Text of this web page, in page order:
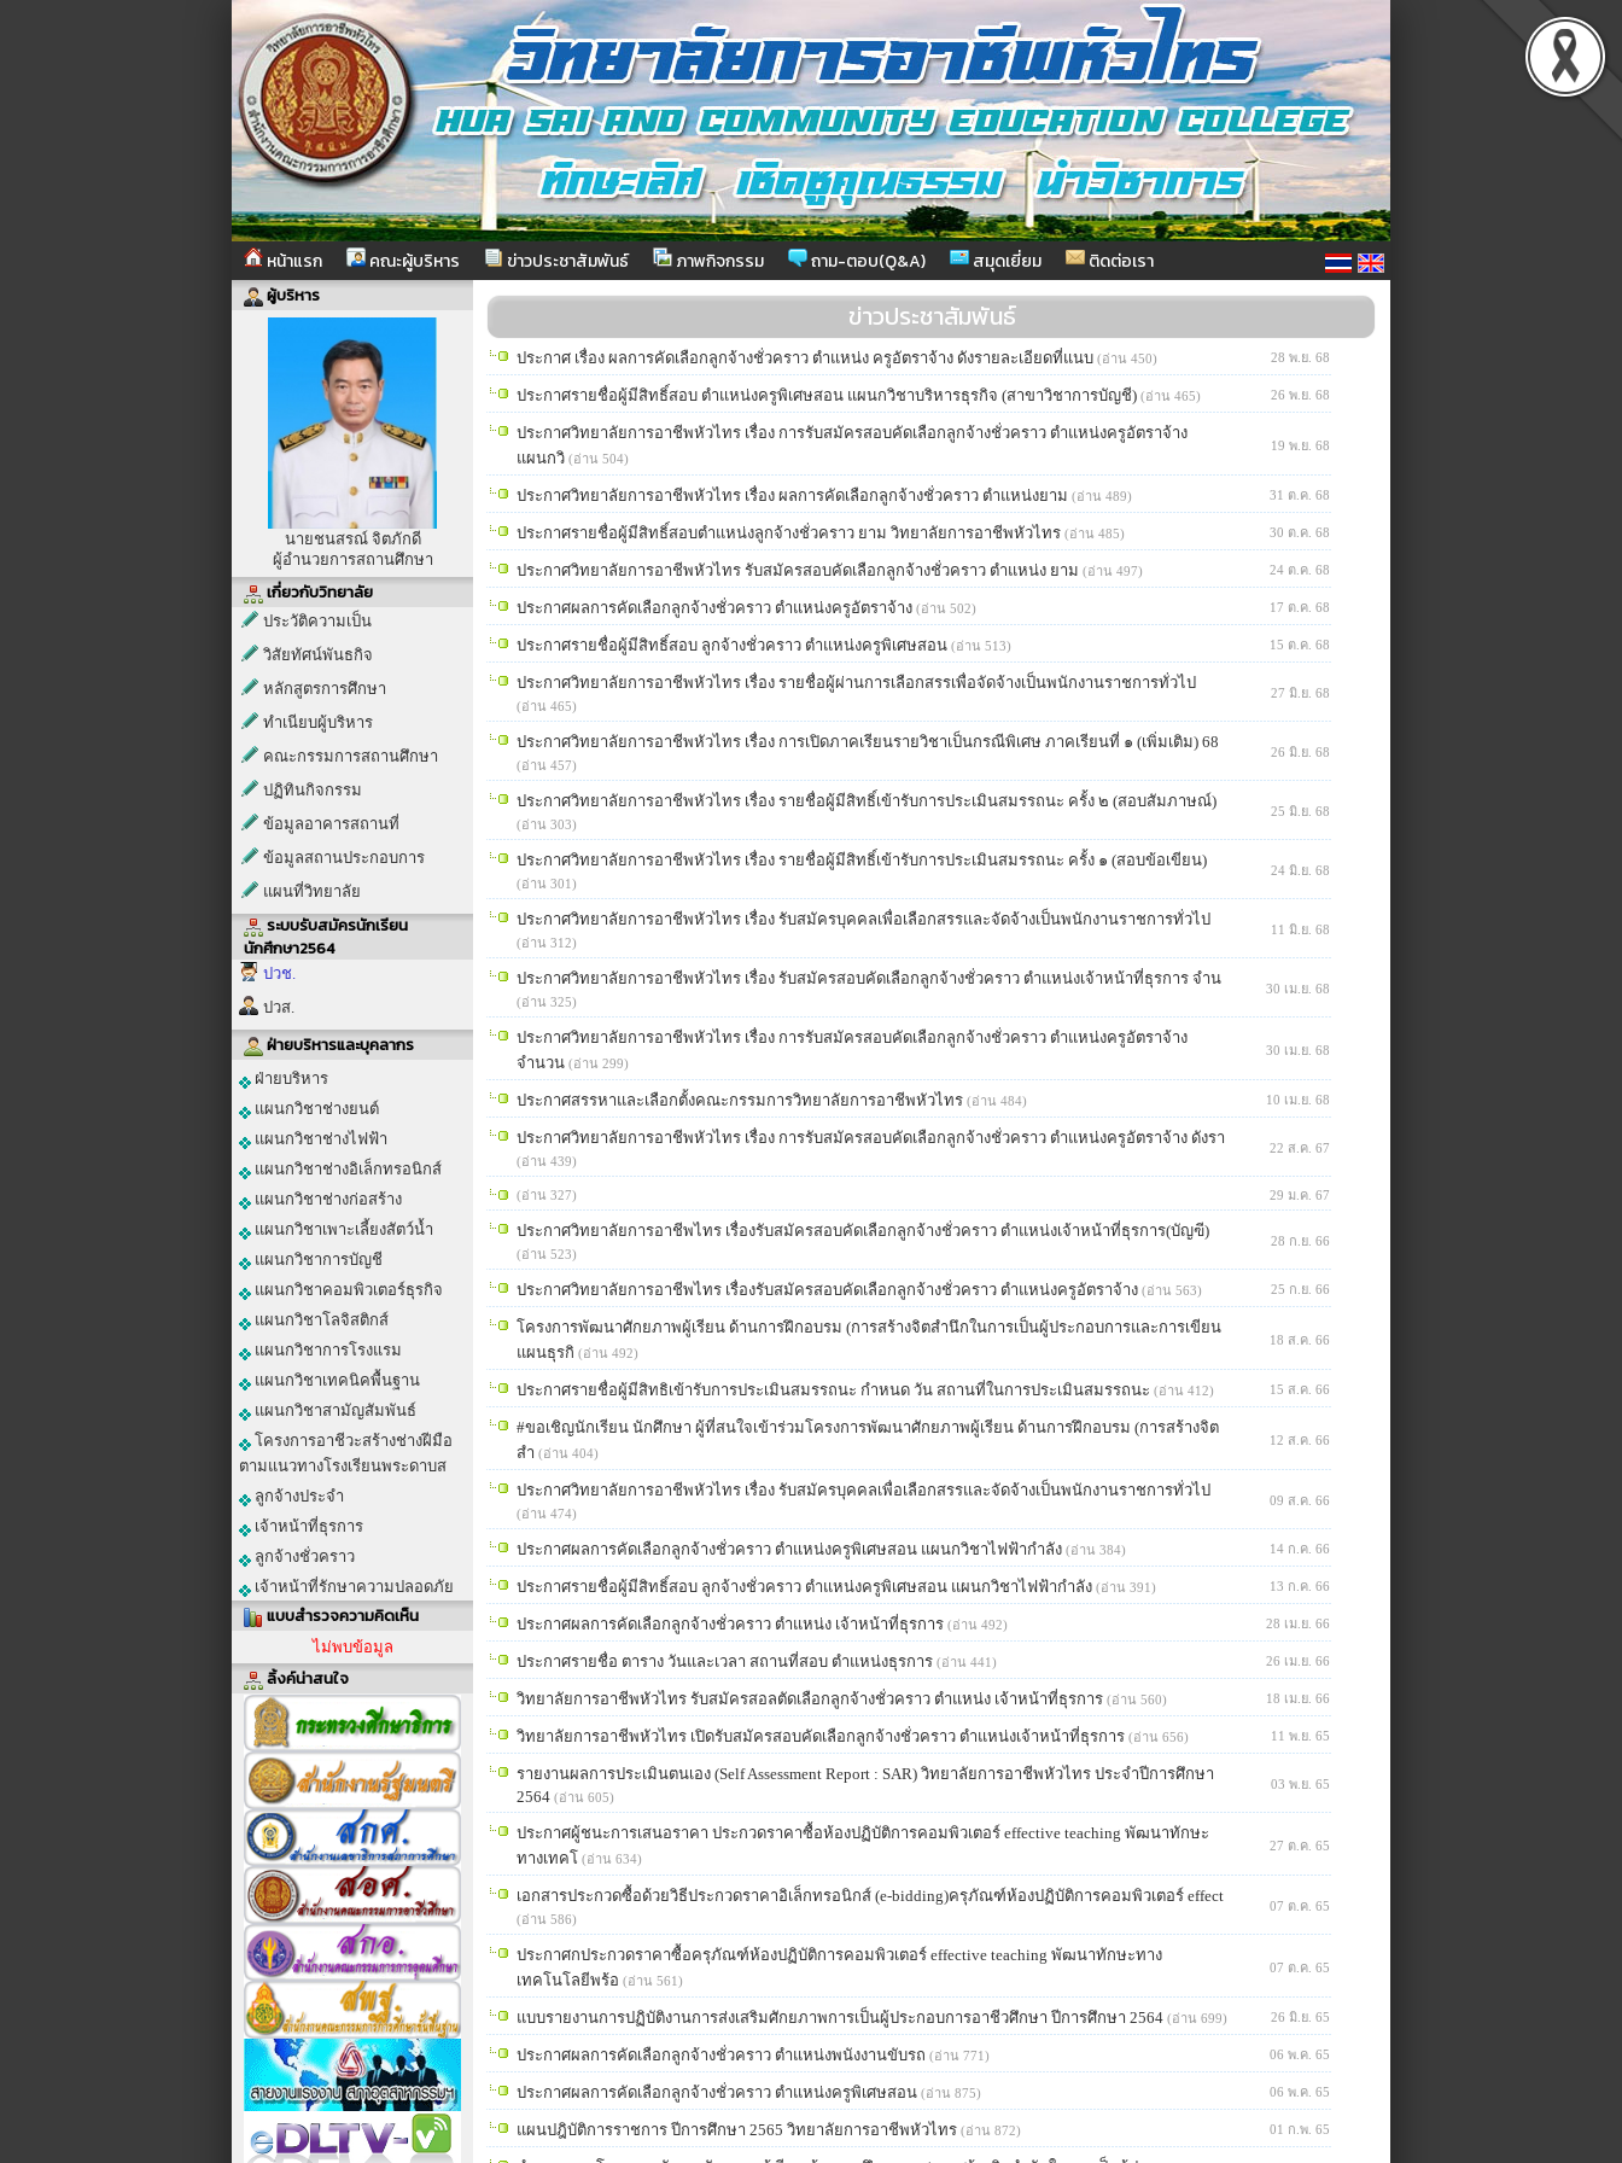
หน้าแรก คณะผู้บริหาร ข่าวประชาสัมพันธ์ ภาพกิจกรรม ถาม-ตอบ(Q&A) สมุดเยี่ยม ติดต่อเรา
ผู้บริหาร
นายชนสรณ์ จิตภักดี
ผู้อำนวยการสถานศึกษา
เกี่ยวกับวิทยาลัย
ประวัติความเป็น
วิสัยทัศน์พันธกิจ
หลักสูตรการศึกษา
ทำเนียบผู้บริหาร
คณะกรรมการสถานศึกษา
ปฏิทินกิจกรรม
ข้อมูลอาคารสถานที่
ข้อมูลสถานประกอบการ
แผนที่วิทยาลัย
ระบบรับสมัครนักเรียน
นักศึกษา2564
ปวช.
ปวส.
ฝ่ายบริหารและบุคลากร
ฝ่ายบริหาร
แผนกวิชาช่างยนต์
แผนกวิชาช่างไฟฟ้า
แผนกวิชาช่างอิเล็กทรอนิกส์
แผนกวิชาช่างก่อสร้าง
แผนกวิชาเพาะเลี้ยงสัตว์น้ำ
แผนกวิชาการบัญชี
แผนกวิชาคอมพิวเตอร์ธุรกิจ
แผนกวิชาโลจิสติกส์
แผนกวิชาการโรงแรม
แผนกวิชาเทคนิคพื้นฐาน
แผนกวิชาสามัญสัมพันธ์
โครงการอาชีวะสร้างช่างฝีมือ
ตามแนวทางโรงเรียนพระดาบส
ลูกจ้างประจำ
เจ้าหน้าที่ธุรการ
ลูกจ้างชั่วคราว
เจ้าหน้าที่รักษาความปลอดภัย
แบบสำรวจความคิดเห็น
ไม่พบข้อมูล
ลิ้งค์น่าสนใจ
ข่าวประชาสัมพันธ์
ประกาศ เรื่อง ผลการคัดเลือกลูกจ้างชั่วคราว ตำแหน่ง ครูอัตราจ้าง ดังรายละเอียดที่แนบ (อ่าน 450) 28 พ.ย. 68
ประกาศรายชื่อผู้มีสิทธิ์สอบ ตำแหน่งครูพิเศษสอน แผนกวิชาบริหารธุรกิจ (สาขาวิชาการบัญชี) (อ่าน 465) 26 พ.ย. 68
ประกาศวิทยาลัยการอาชีพหัวไทร เรื่อง การรับสมัครสอบคัดเลือกลูกจ้างชั่วคราว ตำแหน่งครูอัตราจ้าง
แผนกวิ (อ่าน 504)
19 พ.ย. 68
ประกาศวิทยาลัยการอาชีพหัวไทร เรื่อง ผลการคัดเลือกลูกจ้างชั่วคราว ตำแหน่งยาม (อ่าน 489) 31 ต.ค. 68
ประกาศรายชื่อผู้มีสิทธิ์สอบตำแหน่งลูกจ้างชั่วคราว ยาม วิทยาลัยการอาชีพหัวไทร (อ่าน 485) 30 ต.ค. 68
ประกาศวิทยาลัยการอาชีพหัวไทร รับสมัครสอบคัดเลือกลูกจ้างชั่วคราว ตำแหน่ง ยาม (อ่าน 497) 24 ต.ค. 68
ประกาศผลการคัดเลือกลูกจ้างชั่วคราว ตำแหน่งครูอัตราจ้าง (อ่าน 502) 17 ต.ค. 68
ประกาศรายชื่อผู้มีสิทธิ์สอบ ลูกจ้างชั่วคราว ตำแหน่งครูพิเศษสอน (อ่าน 513) 15 ต.ค. 68
ประกาศวิทยาลัยการอาชีพหัวไทร เรื่อง รายชื่อผู้ผ่านการเลือกสรรเพื่อจัดจ้างเป็นพนักงานราชการทั่วไป
(อ่าน 465)
27 มิ.ย. 68
ประกาศวิทยาลัยการอาชีพหัวไทร เรื่อง การเปิดภาคเรียนรายวิชาเป็นกรณีพิเศษ ภาคเรียนที่ ๑ (เพิ่มเติม) 68
(อ่าน 457)
26 มิ.ย. 68
ประกาศวิทยาลัยการอาชีพหัวไทร เรื่อง รายชื่อผู้มีสิทธิ์เข้ารับการประเมินสมรรถนะ ครั้ง ๒ (สอบสัมภาษณ์)
(อ่าน 303)
25 มิ.ย. 68
ประกาศวิทยาลัยการอาชีพหัวไทร เรื่อง รายชื่อผู้มีสิทธิ์เข้ารับการประเมินสมรรถนะ ครั้ง ๑ (สอบข้อเขียน)
(อ่าน 301)
24 มิ.ย. 68
ประกาศวิทยาลัยการอาชีพหัวไทร เรื่อง รับสมัครบุคคลเพื่อเลือกสรรและจัดจ้างเป็นพนักงานราชการทั่วไป
(อ่าน 312)
11 มิ.ย. 68
ประกาศวิทยาลัยการอาชีพหัวไทร เรื่อง รับสมัครสอบคัดเลือกลูกจ้างชั่วคราว ตำแหน่งเจ้าหน้าที่ธุรการ จำน
(อ่าน 325)
30 เม.ย. 68
ประกาศวิทยาลัยการอาชีพหัวไทร เรื่อง การรับสมัครสอบคัดเลือกลูกจ้างชั่วคราว ตำแหน่งครูอัตราจ้าง
จำนวน (อ่าน 299)
30 เม.ย. 68
ประกาศสรรหาและเลือกตั้งคณะกรรมการวิทยาลัยการอาชีพหัวไทร (อ่าน 484) 10 เม.ย. 68
ประกาศวิทยาลัยการอาชีพหัวไทร เรื่อง การรับสมัครสอบคัดเลือกลูกจ้างชั่วคราว ตำแหน่งครูอัตราจ้าง ดังรา
(อ่าน 439)
22 ส.ค. 67
(อ่าน 327) 29 ม.ค. 67
ประกาศวิทยาลัยการอาชีพไทร เรื่องรับสมัครสอบคัดเลือกลูกจ้างชั่วคราว ตำแหน่งเจ้าหน้าที่ธุรการ(บัญฃี)
(อ่าน 523)
28 ก.ย. 66
ประกาศวิทยาลัยการอาชีพไทร เรื่องรับสมัครสอบคัดเลือกลูกจ้างชั่วคราว ตำแหน่งครูอัตราจ้าง (อ่าน 563) 25 ก.ย. 66
โครงการพัฒนาศักยภาพผู้เรียน ด้านการฝึกอบรม (การสร้างจิตสำนึกในการเป็นผู้ประกอบการและการเขียน
แผนธุรกิ (อ่าน 492)
18 ส.ค. 66
ประกาศรายชื่อผู้มีสิทธิเข้ารับการประเมินสมรรถนะ กำหนด วัน สถานที่ในการประเมินสมรรถนะ (อ่าน 412) 15 ส.ค. 66
#ขอเชิญนักเรียน นักศึกษา ผู้ที่สนใจเข้าร่วมโครงการพัฒนาศักยภาพผู้เรียน ด้านการฝึกอบรม (การสร้างจิต
สำ (อ่าน 404)
12 ส.ค. 66
ประกาศวิทยาลัยการอาชีพหัวไทร เรื่อง รับสมัครบุคคลเพื่อเลือกสรรและจัดจ้างเป็นพนักงานราชการทั่วไป
(อ่าน 474)
09 ส.ค. 66
ประกาศ​ผลการคัดเลือกลูกจ้างชั่วคราว​ ตำแหน่งครูพิเศษสอน​ แผนกวิชา​ไฟฟ้า​กำลัง (อ่าน 384) 14 ก.ค. 66
ประกาศรายชื่อผู้มีสิทธิ์​สอบ​ ลูกจ้างชั่วคราว​ ตำแหน่ง​ครู​พิเศษสอน​ แผนกวิชาไฟฟ้ากำลัง (อ่าน 391) 13 ก.ค. 66
ประกาศผลการคัดเลือกลูกจ้างชั่วคราว​ ตำแหน่ง​ เจ้าหน้าที่ธุรการ (อ่าน 492) 28 เม.ย. 66
ประกาศรายชื่อ​ ตาราง​ วันและเวลา​ สถานที่สอบ​ ตำแหน่งธุรการ (อ่าน 441) 26 เม.ย. 66
วิทยาลัยการอาชีพหัวไทร รับสมัครสอลตัดเลือกลูกจ้างชั่วคราว ตำแหน่ง เจ้าหน้าที่ธุรการ (อ่าน 560) 18 เม.ย. 66
วิทยาลัย​การ​อาชีพ​หัวไทร​ เปิด​รับสมัคร​สอบคัดเลือกลูกจ้าง​ชั่วคราว​ ตำแหน่ง​เจ้าหน้าที่​ธุรการ (อ่าน 656) 11 พ.ย. 65
รายงานผลการประเมินตนเอง (Self Assessment Report : SAR) วิทยาลัยการอาชีพหัวไทร ประจำปีการศึกษา
2564 (อ่าน 605)
03 พ.ย. 65
ประกาศผู้ชนะการเสนอราคา ประกวดราคาซื้อห้องปฏิบัติการคอมพิวเตอร์ effective teaching พัฒนาทักษะ
ทางเทคโ (อ่าน 634)
27 ต.ค. 65
เอกสารประกวดซื้อด้วยวิธีประกวดราคาอิเล็กทรอนิกส์ (e-bidding)ครุภัณฑ์ห้องปฏิบัติการคอมพิวเตอร์ effect
(อ่าน 586)
07 ต.ค. 65
ประกาศกประกวดราคาซื้อครุภัณฑ์ห้องปฏิบัติการคอมพิวเตอร์ effective teaching พัฒนาทักษะทาง
เทคโนโลยีพร้อ (อ่าน 561)
07 ต.ค. 65
แบบรายงานการปฏิบัติงานการส่งเสริมศักยภาพการเป็นผู้ประกอบการอาชีวศึกษา ปีการศึกษา 2564 (อ่าน 699) 26 มิ.ย. 65
ประกาศผลการคัดเลือกลูกจ้างชั่วคราว​ ตำแหน่งพนังงานขับรถ (อ่าน 771) 06 พ.ค. 65
ประกาศผลการคัดเลือกลูกจ้างชั่วคราว​ ตำแหน่งครูพิเศษสอน​ (อ่าน 875) 06 พ.ค. 65
แผนปฎิบัติการ​ราชการ​ ปีการศึกษา​ 2565​ วิทยาลัย​การ​อาชีพ​หัวไทร​ (อ่าน 872) 01 ก.พ. 65